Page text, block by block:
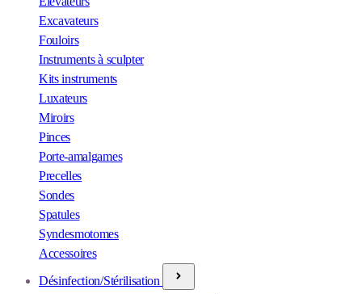
Excavateurs
Fouloirs
Instruments à sculpter
Kits instruments
Luxateurs
Miroirs
Pinces
Porte-amalgames
Precelles
Sondes
Spatules
Syndesmotomes
Accessoires
Désinfection/Stérilisation